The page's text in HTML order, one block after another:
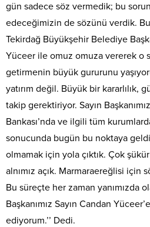
gün sadece söz vermedik; bu
edeceğimizin de sözünü verdik.
Tekirdağ Büyükşehir Belediye
Yüceer ile omuz omuza vererek o
getirmenin büyük gururunu
yatırım değil. Büyük bir kararlılık,
takip gerektiriyor. Sayın
Bankası’nda ve ilgili tüm
sonucunda bugün bu noktaya
olmamak için yola çıktık. Çok
alnımız açık. Marmaraereğlisi için
Bu süreçte her zaman yanımızda
Başkanımız Sayın Candan
ediyorum.’’ Dedi.